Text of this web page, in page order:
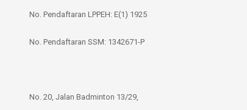
No. Pendaftaran LPPEH: E(1) 1925
No. Pendaftaran SSM: 1342671-P
No. 20, Jalan Badminton 13/29,